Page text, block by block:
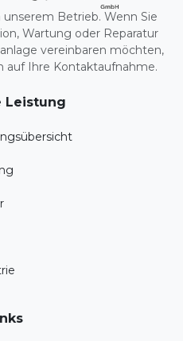
Betrieb. Wenn Sie
Wartung oder Reparatur
vereinbaren möchten,
auf Ihre Kontaktaufnahme.
Leistung